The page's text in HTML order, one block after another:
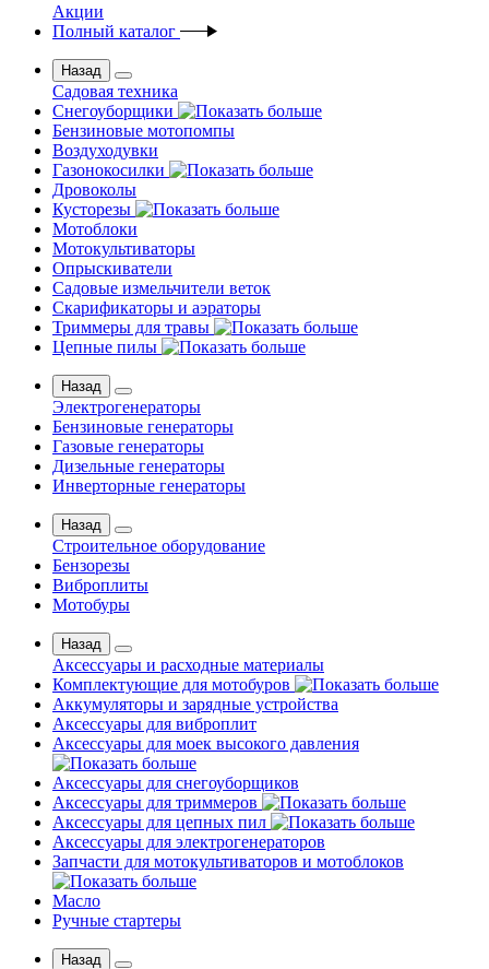
Акции
Полный каталог
Назад
Садовая техника
Снегоуборщики
Бензиновые мотопомпы
Воздуходувки
Газонокосилки
Дровоколы
Кусторезы
Мотоблоки
Мотокультиваторы
Опрыскиватели
Садовые измельчители веток
Скарификаторы и аэраторы
Триммеры для травы
Цепные пилы
Назад
Электрогенераторы
Бензиновые генераторы
Газовые генераторы
Дизельные генераторы
Инверторные генераторы
Назад
Строительное оборудование
Бензорезы
Виброплиты
Мотобуры
Назад
Аксессуары и расходные материалы
Комплектующие для мотобуров
Аккумуляторы и зарядные устройства
Аксессуары для виброплит
Аксессуары для моек высокого давления
Аксессуары для снегоуборщиков
Аксессуары для триммеров
Аксессуары для цепных пил
Аксессуары для электрогенераторов
Запчасти для мотокультиваторов и мотоблоков
Масло
Ручные стартеры
Назад